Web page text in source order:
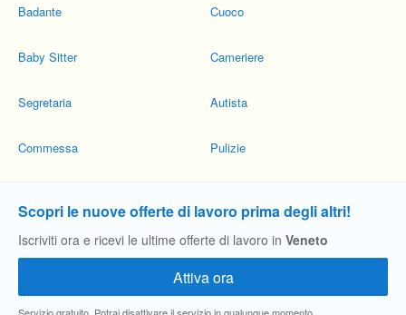
Badante
Baby Sitter
Segretaria
Commessa
Cuoco
Cameriere
Autista
Pulizie
Scopri le nuove offerte di lavoro prima degli altri!
Iscriviti ora e ricevi le ultime offerte di lavoro in Veneto